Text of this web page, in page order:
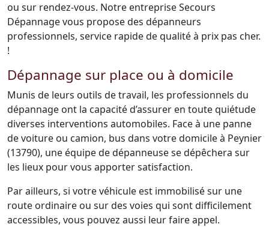
ou sur rendez-vous. Notre entreprise Secours
Dépannage vous propose des dépanneurs
professionnels, service rapide de qualité à prix pas cher.
!
Dépannage sur place ou à domicile
Munis de leurs outils de travail, les professionnels du
dépannage ont la capacité d’assurer en toute quiétude
diverses interventions automobiles. Face à une panne
de voiture ou camion, bus dans votre domicile à Peynier
(13790), une équipe de dépanneuse se dépêchera sur
les lieux pour vous apporter satisfaction.
Par ailleurs, si votre véhicule est immobilisé sur une
route ordinaire ou sur des voies qui sont difficilement
accessibles, vous pouvez aussi leur faire appel.